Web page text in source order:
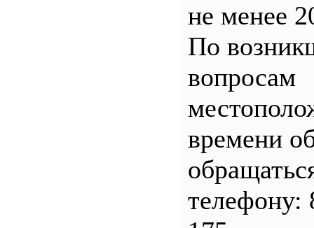
не менее
По
вопросам
времени
телефону: